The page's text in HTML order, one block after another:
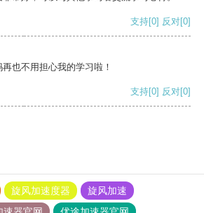
支持[0] 反对[0]
也不用担心我的学习啦！
支持[0] 反对[0]
旋风加速度器
旋风加速